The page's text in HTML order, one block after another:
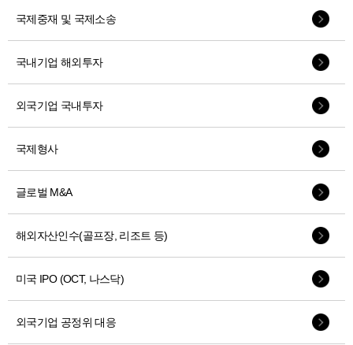
국제중재 및 국제소송
국내기업 해외투자
외국기업 국내투자
국제형사
글로벌 M&A
해외자산인수(골프장, 리조트 등)
미국 IPO (OCT, 나스닥)
외국기업 공정위 대응